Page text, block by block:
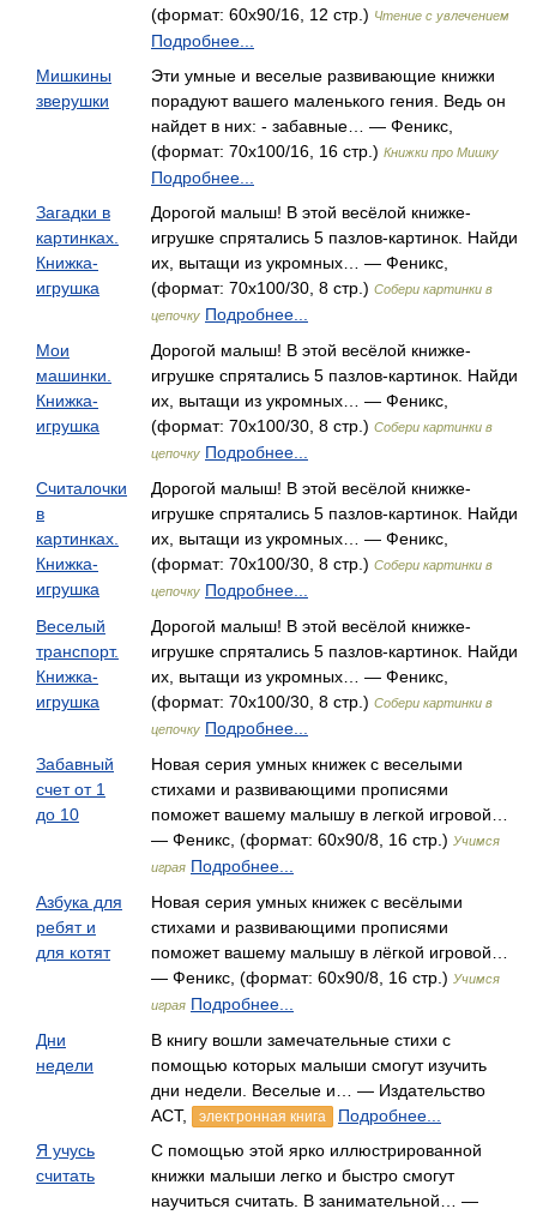
(формат: 60x90/16, 12 стр.) Чтение с увлечением
Подробнее...
Мишкины
зверушки
Эти умные и веселые развивающие книжки
порадуют вашего маленького гения. Ведь он
найдет в них: - забавные… — Феникс,
(формат: 70x100/16, 16 стр.) Книжки про Мишку
Подробнее...
Загадки в
картинках.
Книжка-
игрушка
Дорогой малыш! В этой весёлой книжке-
игрушке спрятались 5 пазлов-картинок. Найди
их, вытащи из укромных… — Феникс,
(формат: 70x100/30, 8 стр.) Собери картинки в
цепочку Подробнее...
Мои
машинки.
Книжка-
игрушка
Дорогой малыш! В этой весёлой книжке-
игрушке спрятались 5 пазлов-картинок. Найди
их, вытащи из укромных… — Феникс,
(формат: 70x100/30, 8 стр.) Собери картинки в
цепочку Подробнее...
Считалочки
в
картинках.
Книжка-
игрушка
Дорогой малыш! В этой весёлой книжке-
игрушке спрятались 5 пазлов-картинок. Найди
их, вытащи из укромных… — Феникс,
(формат: 70x100/30, 8 стр.) Собери картинки в
цепочку Подробнее...
Веселый
транспорт.
Книжка-
игрушка
Дорогой малыш! В этой весёлой книжке-
игрушке спрятались 5 пазлов-картинок. Найди
их, вытащи из укромных… — Феникс,
(формат: 70x100/30, 8 стр.) Собери картинки в
цепочку Подробнее...
Забавный
счет от 1
до 10
Новая серия умных книжек с веселыми
стихами и развивающими прописями
поможет вашему малышу в легкой игровой…
— Феникс, (формат: 60x90/8, 16 стр.) Учимся
играя Подробнее...
Азбука для
ребят и
для котят
Новая серия умных книжек с весёлыми
стихами и развивающими прописями
поможет вашему малышу в лёгкой игровой…
— Феникс, (формат: 60х90/8, 16 стр.) Учимся
играя Подробнее...
Дни
недели
В книгу вошли замечательные стихи с
помощью которых малыши смогут изучить
дни недели. Веселые и… — Издательство
АСТ,
электронная книга
Подробнее...
Я учусь
считать
С помощью этой ярко иллюстрированной
книжки малыши легко и быстро смогут
научиться считать. В занимательной… —